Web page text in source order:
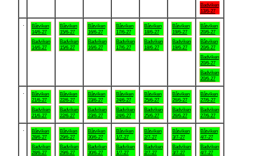
Badviken
13/6-27
Båtviken
14/6-27
Badviken
14/6-27
Båtviken
15/6-27
Badviken
15/6-27
Båtviken
16/6-27
Badviken
16/6-27
Båtviken
17/6-27
Badviken
17/6-27
Båtviken
18/6-27
Badviken
18/6-27
Båtviken
19/6-27
Badviken
19/6-27
Båtviken
20/6-27
Båtviken
20/6-27
Badviken
20/6-27
Badviken
20/6-27
Båtviken
21/6-27
Badviken
21/6-27
Båtviken
22/6-27
Badviken
22/6-27
Båtviken
23/6-27
Badviken
23/6-27
Båtviken
24/6-27
Badviken
24/6-27
Båtviken
25/6-27
Badviken
25/6-27
Båtviken
26/6-27
Badviken
26/6-27
Båtviken
27/6-27
Badviken
27/6-27
Båtviken
28/6-27
Badviken
28/6-27
Båtviken
29/6-27
Badviken
29/6-27
Båtviken
30/6-27
Badviken
30/6-27
Båtviken
1/7-27
Badviken
1/7-27
Båtviken
2/7-27
Badviken
2/7-27
Båtviken
3/7-27
Badviken
3/7-27
Båtviken
4/7-27
Badviken
4/7-27